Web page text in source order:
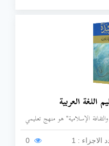
اللغة العربية
والثقافة الإسلامية" هو منهج تعليمي
علي الحسني الندوي. صُمم هذا
والمعاهد العلمية بهدف الجمع
الاجزاء : 1